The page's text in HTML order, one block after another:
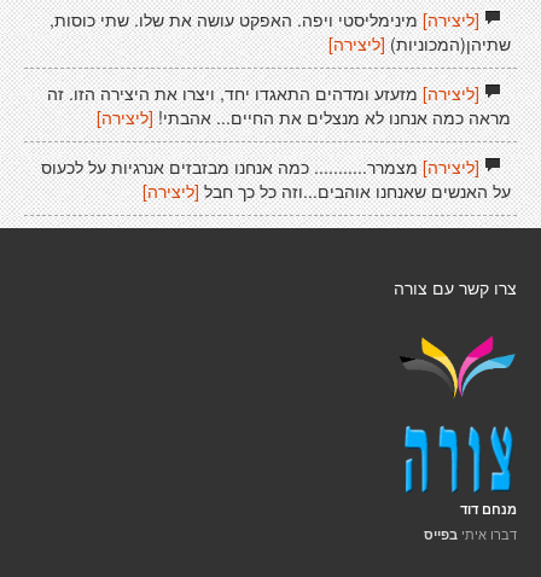
[ליצירה]מינימליסטי ויפה. האפקט עושה את שלו. שתי כוסות,
שתיהן(המכוניות) [ליצירה]
[ליצירה]מזעזע ומדהים התאגדו יחד, ויצרו את היצירה הזו. זה
מראה כמה אנחנו לא מנצלים את החיים... אהבתי![ליצירה]
[ליצירה]מצמרר........... כמה אנחנו מבזבזים אנרגיות על לכעוס
על האנשים שאנחנו אוהבים...וזה כל כך חבל [ליצירה]
צרו קשר עם צורה
מנחם דוד
דברו איתי בפייס